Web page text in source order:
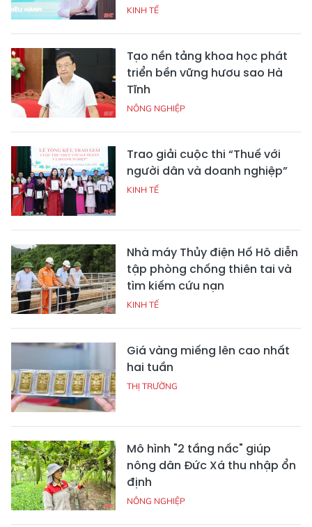
KINH TẾ
Tạo nền tảng khoa học phát
triển bền vững hươu sao Hà
Tĩnh
NÔNG NGHIỆP
Trao giải cuộc thi “Thuế với
người dân và doanh nghiệp”
KINH TẾ
Nhà máy Thủy điện Hố Hô diễn
tập phòng chống thiên tai và
tìm kiếm cứu nạn
KINH TẾ
Giá vàng miếng lên cao nhất
hai tuần
THỊ TRƯỜNG
Mô hình "2 tầng nấc" giúp
nông dân Đức Xá thu nhập ổn
định
NÔNG NGHIỆP